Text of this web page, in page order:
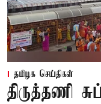
தமிழக செய்திகள்
திருத்தணி